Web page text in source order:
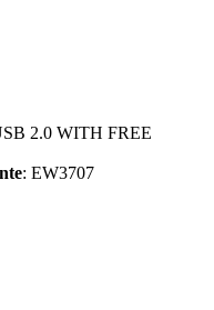
2.0 WITH FREE
: EW3707